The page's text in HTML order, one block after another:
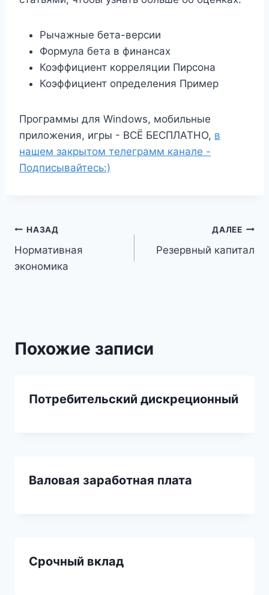
Рычажные бета-версии
Формула бета в финансах
Коэффициент корреляции Пирсона
Коэффициент определения Пример
Программы для Windows, мобильные
приложения, игры - ВСЁ БЕСПЛАТНО, в
нашем закрытом телеграмм канале -
Подписывайтесь:)
Навигация
по
НАЗАД
Нормативная
экономика
ДАЛЕЕ
Резервный капитал
Похожие записи
Потребительский дискреционный
Валовая заработная плата
Срочный вклад